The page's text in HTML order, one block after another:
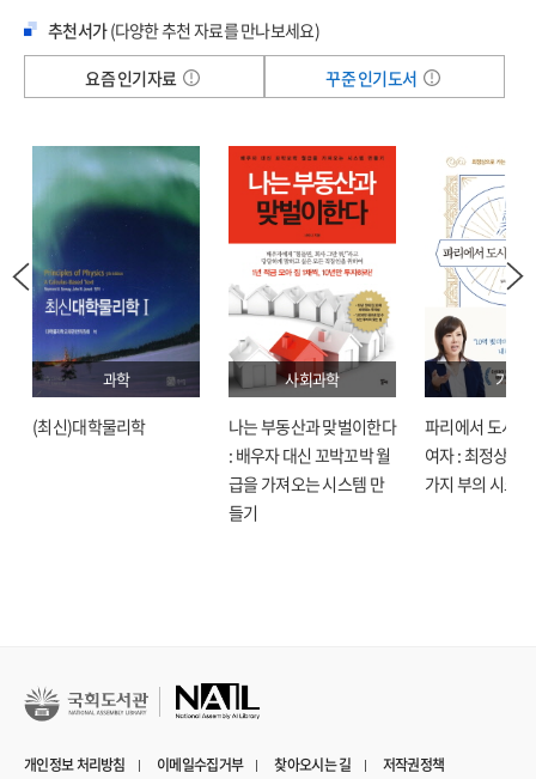
추천서가(다양한 추천 자료를 만나보세요)
요즘 인기자료
꾸준 인기도서
과학
(최신)대학물리학
사회과학
나는 부동산과 맞벌이한다
: 배우자 대신 꼬박꼬박 월
급을 가져오는 시스템 만
들기
기술
파리에서 도시락
여자 : 최정상으
가지 부의 시크릿
개인정보 처리방침 이메일수집거부 찾아오시는 길 저작권정책